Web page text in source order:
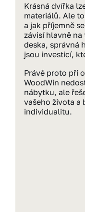
Krásná dvířka
materiálů. Ale
a jak příjemně
závisí hlavně
deska, správná
jsou investicí,
Právě proto při
WoodWin
nábytku, ale
vašeho života a
individualitu.